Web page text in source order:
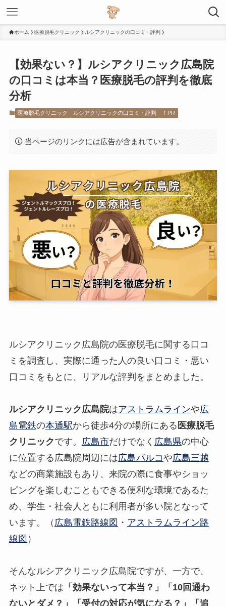
ホーム 医療脱毛クリニック ルシアクリニックの口コミ・評判
【効果ない？】ルシアクリニック広島院
の口コミは本当？医療脱毛の評判を徹底
分析
医療脱毛クリニック ルシアクリニックの口コミ・評判 ！PR
当ページのリンクには広告が含まれています。
ルシアクリニック広島院の医療脱毛に関する口コ
ミを調査し、実際に通った人の良い口コミ・悪い
口コミをもとに、リアルな評判をまとめました。
ルシアクリニック広島院はアストラムラインや広
島電鉄の本通駅から徒歩4分の場所にある 医療脱毛
クリニックです。 広島市だけでなく 広島県の中心
に位置する広島院周辺には広島パルコや広島三越
などの商業施設もあり、来院の際に食事やショッ
ピングを楽しむこともできる便利な環境であるた
め、学生・社会人ともに利用者が多い院となって
います。（ 広島電鉄路線図 ・ アストラムライン路
線図 ）
そんなルシアクリニック広島院ですが、一方で、
ネット上では 「効果ないって本当？」「10回通わ
ないとダメ？」「受付の対応が気になる？」「追